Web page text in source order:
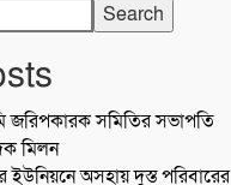
Search
জরিপকারক সমিতির সভাপতি
মিলন
অসহায় দুস্ত পরিবারের